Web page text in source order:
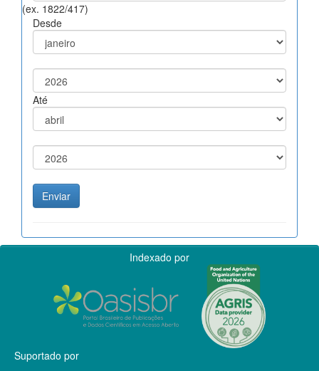
(ex. 1822/417)
Desde
Até
Indexado por
Suportado por